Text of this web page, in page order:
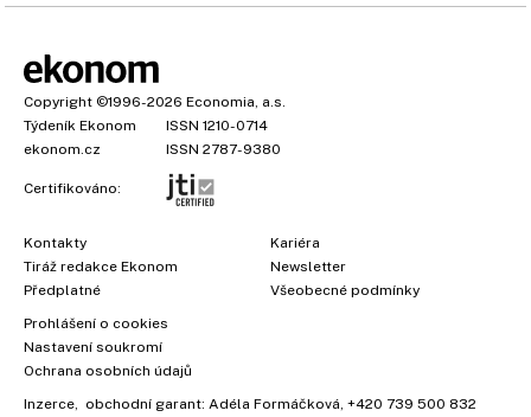
Copyright ©1996-2026 Economia, a.s.
Týdeník Ekonom
ISSN 1210-0714
ekonom.cz
ISSN 2787-9380
Certifikováno:
Kontakty
Tiráž redakce Ekonom
Předplatné
Kariéra
Newsletter
Všeobecné podmínky
Prohlášení o cookies
Nastavení soukromí
Ochrana osobních údajů
Inzerce , obchodní garant: Adéla Formáčková +420 739 500 832